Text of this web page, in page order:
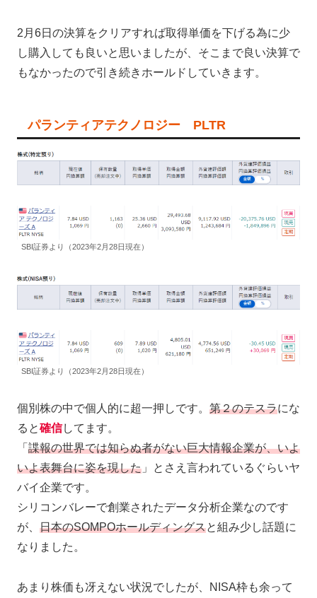
2月6日の決算をクリアすれば取得単価を下げる為に少
し購入しても良いと思いましたが、そこまで良い決算で
もなかったので引き続きホールドしていきます。
パランティアテクノロジー PLTR
SBI証券より（2023年2月28日現在）
SBI証券より（2023年2月28日現在）
個別株の中で個人的に超一押しです。 第２のテスラにな
ると確信してます。
「 諜報の世界では知らぬ者がない巨大情報企業が、いよ
いよ表舞台に姿を現した 」とさえ言われているぐらいヤ
バイ企業です。
シリコンバレーで創業されたデータ分析企業なのです
が、 日本のSOMPOホールディングスと組み少し話題に
なりました。
あまり株価も冴えない状況でしたが、NISA枠も余って